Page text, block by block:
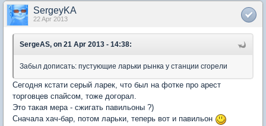
SergeyKA
22 Apr 2013
SergeAS, on 21 Apr 2013 - 14:38:
Забыл дописать: пустующие ларьки рынка у станции сгорели
Сегодня кстати серый ларек, что был на фотке про арест
торговцев спайсом, тоже догорал.
Это такая мера - сжигать павильоны ?)
Сначала хач-бар, потом ларьки, теперь вот и павильон